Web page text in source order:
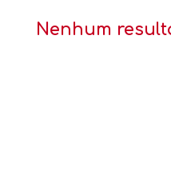
Nenhum